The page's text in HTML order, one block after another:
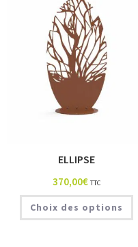
ELLIPSE
370,00€ TTC
Choix des options